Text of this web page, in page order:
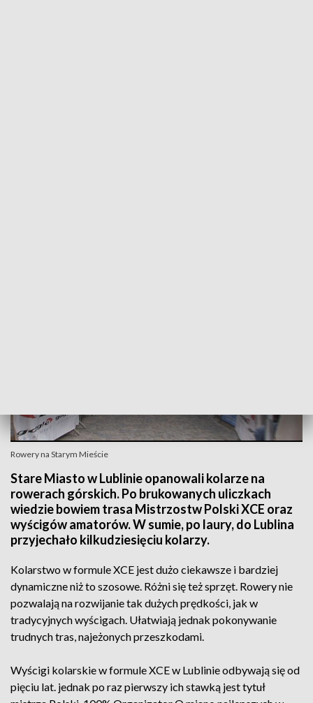
Rowery na Starym Mieście
Stare Miasto w Lublinie opanowali kolarze na
rowerach górskich. Po brukowanych uliczkach
wiedzie bowiem trasa Mistrzostw Polski XCE oraz
wyścigów amatorów. W sumie, po laury, do Lublina
przyjechało kilkudziesięciu kolarzy.
Kolarstwo w formule XCE jest dużo ciekawsze i bardziej
dynamiczne niż to szosowe. Różni się też sprzęt. Rowery nie
pozwalają na rozwijanie tak dużych prędkości, jak w
tradycyjnych wyścigach. Ułatwiają jednak pokonywanie
trudnych tras, najeżonych przeszkodami.
Wyścigi kolarskie w formule XCE w Lublinie odbywają się od
pięciu lat. jednak po raz pierwszy ich stawką jest tytuł